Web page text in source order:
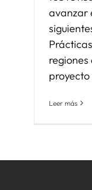
avanzar
Leer más